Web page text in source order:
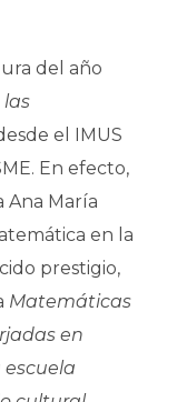
del año
las
el IMUS
En efecto,
Ana María
en la
prestigio,
Matemáticas
en